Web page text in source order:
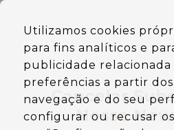
Cancelar
Nossa
Utilizamos cookies
para fins analíticos e
publicidade relacionada
preferências a partir
navegação e do seu
configurar ou recusar